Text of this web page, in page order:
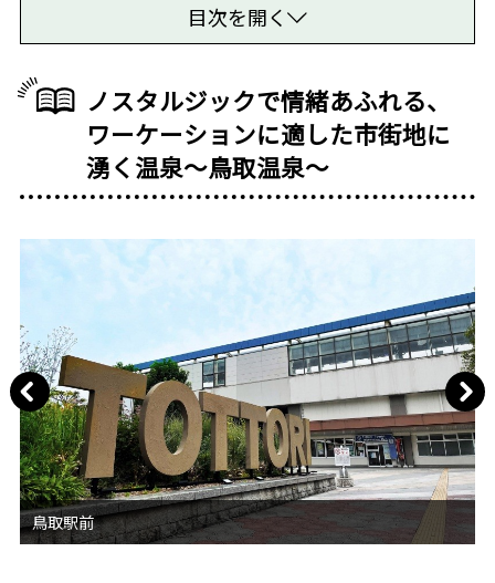
目次を開く
ノスタルジックで情緒あふれる、
ワーケーションに適した市街地に
湧く温泉〜鳥取温泉〜